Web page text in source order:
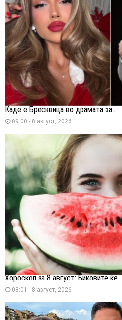
Каде е Бресквица во драмата за...
09:00 - 8 август, 2026
Хороскоп за 8 август: Биковите ќе...
08:01 - 8 август, 2026